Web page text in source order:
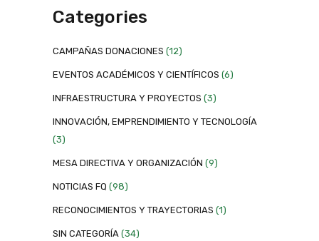
Categories
CAMPAÑAS DONACIONES (12)
EVENTOS ACADÉMICOS Y CIENTÍFICOS (6)
INFRAESTRUCTURA Y PROYECTOS (3)
INNOVACIÓN, EMPRENDIMIENTO Y TECNOLOGÍA
(3)
MESA DIRECTIVA Y ORGANIZACIÓN (9)
NOTICIAS FQ (98)
RECONOCIMIENTOS Y TRAYECTORIAS (1)
SIN CATEGORÍA (34)